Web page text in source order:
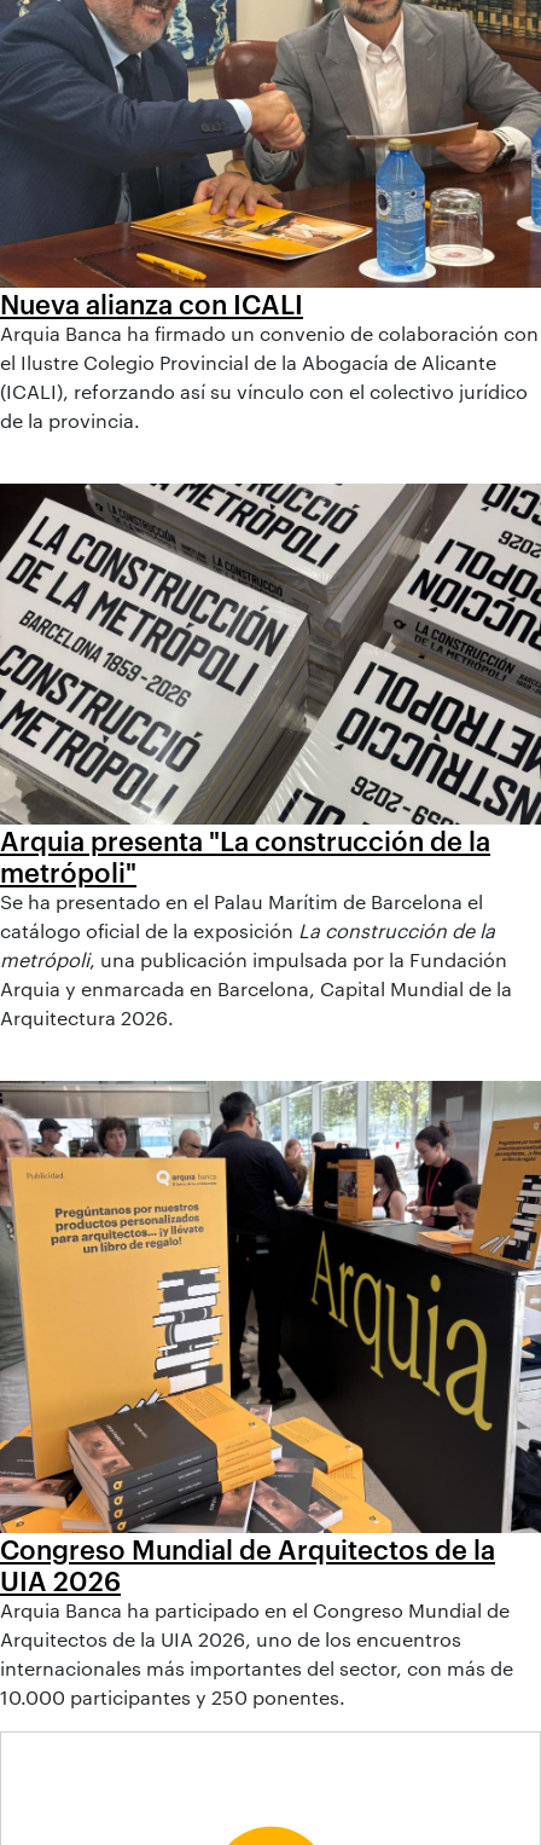
Nueva alianza con ICALI
Arquia Banca ha firmado un convenio de colaboración con
el Ilustre Colegio Provincial de la Abogacía de Alicante
(ICALI), reforzando así su vínculo con el colectivo jurídico
de la provincia.
Arquia presenta "La construcción de la
metrópoli"
Se ha presentado en el Palau Marítim de Barcelona el
catálogo oficial de la exposición La construcción de la
metrópoli, una publicación impulsada por la Fundación
Arquia y enmarcada en Barcelona, Capital Mundial de la
Arquitectura 2026.
Congreso Mundial de Arquitectos de la
UIA 2026
Arquia Banca ha participado en el Congreso Mundial de
Arquitectos de la UIA 2026, uno de los encuentros
internacionales más importantes del sector, con más de
10.000 participantes y 250 ponentes.